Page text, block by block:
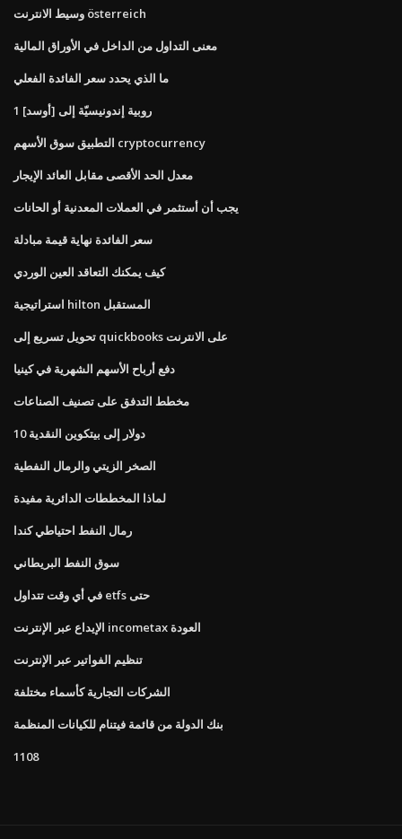
وسيط الانترنت österreich
معنى التداول من الداخل في الأوراق المالية
ما الذي يحدد سعر الفائدة الفعلي
1 روبية إندونيسيّة إلى [أوسد]
التطبيق سوق الأسهم cryptocurrency
معدل الحد الأقصى مقابل العائد الإيجار
يجب أن أستثمر في العملات المعدنية أو الحانات
سعر الفائدة نهاية قيمة مبادلة
كيف يمكنك التعاقد العين الوردي
استراتيجية hilton المستقبل
تحويل تسريع إلى quickbooks على الانترنت
دفع أرباح الأسهم الشهرية في كينيا
مخطط التدفق على تصنيف الصناعات
10 دولار إلى بيتكوين النقدية
الصخر الزيتي والرمال النفطية
لماذا المخططات الدائرية مفيدة
رمال النفط احتياطي كندا
سوق النفط البريطاني
في أي وقت تتداول etfs حتى
الإيداع عبر الإنترنت incometax العودة
تنظيم الفواتير عبر الإنترنت
الشركات التجارية كأسماء مختلفة
بنك الدولة من قائمة فيتنام للكيانات المنظمة
1108